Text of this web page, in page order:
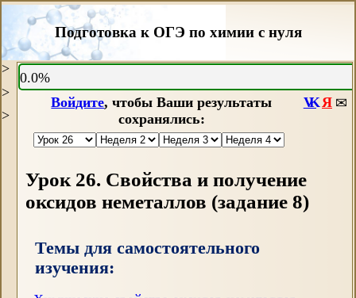
Подготовка к ОГЭ по химии с нуля
>
>
>
0.0%
Войдите, чтобы Ваши результаты
сохранялись:
VK Я ✉
Урок 26. Свойства и получение
оксидов неметаллов (задание 8)
Темы для самостоятельного
изучения: